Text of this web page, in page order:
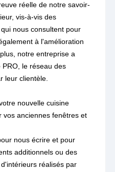
réelle de notre savoir-
vis-à-vis des
nous consultent pour
à l'amélioration
notre entreprise a
le réseau des
leur clientèle.
nouvelle cuisine
vos anciennes fenêtres et
nous écrire et pour
additionnels ou des
réalisés par